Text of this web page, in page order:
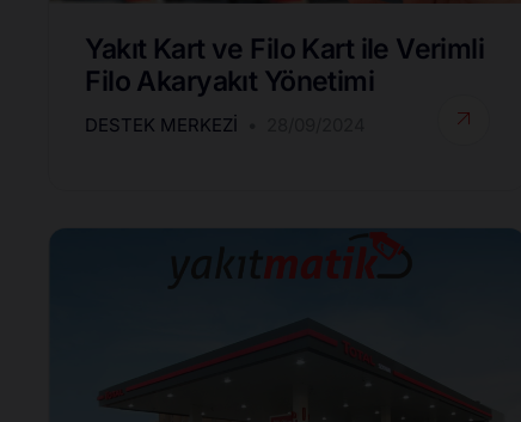
Yakıt Kart ve Filo Kart ile Verimli
Filo Akaryakıt Yönetimi
DESTEK MERKEZI